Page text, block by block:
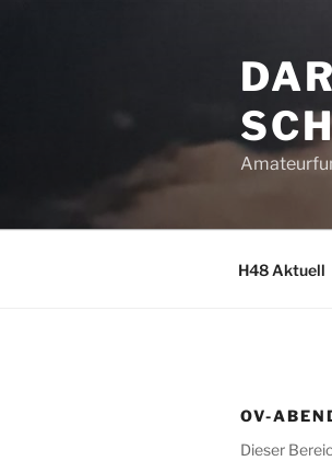
H48 Aktuell
OV-
Dieser